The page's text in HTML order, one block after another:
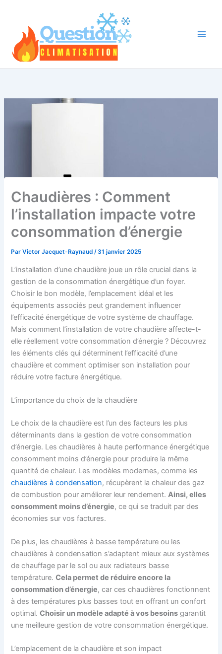
Chaudières : Comment
l’installation impacte votre
consommation d’énergie
ParVictor Jacquet-Raynaud/31 janvier 2025
L’installation d’une chaudière joue un rôle crucial dans la
gestion de la consommation énergétique d’un foyer.
Choisir le bon modèle, l’emplacement idéal et les
équipements associés peut grandement influencer
l’efficacité énergétique de votre système de chauffage.
Mais comment l’installation de votre chaudière affecte-t-
elle réellement votre consommation d’énergie ? Découvrez
les éléments clés qui déterminent l’efficacité d’une
chaudière et comment optimiser son installation pour
réduire votre facture énergétique.
L’importance du choix de la chaudière
Le choix de la chaudière est l’un des facteurs les plus
déterminants dans la gestion de votre consommation
d’énergie. Les chaudières à haute performance énergétique
consomment moins d’énergie pour produire la même
quantité de chaleur. Les modèles modernes, comme les
chaudières à condensation, récupèrent la chaleur des gaz
de combustion pour améliorer leur rendement.Ainsi, elles
consomment moins d’énergie, ce qui se traduit par des
économies sur vos factures.
De plus, les chaudières à basse température ou les
chaudières à condensation s’adaptent mieux aux systèmes
de chauffage par le sol ou aux radiateurs basse
température.Cela permet de réduire encore la
consommation d’énergie, car ces chaudières fonctionnent
à des températures plus basses tout en offrant un confort
optimal.Choisir un modèle adapté à vos besoins garantit
une meilleure gestion de votre consommation énergétique.
L’emplacement de la chaudière et son impact